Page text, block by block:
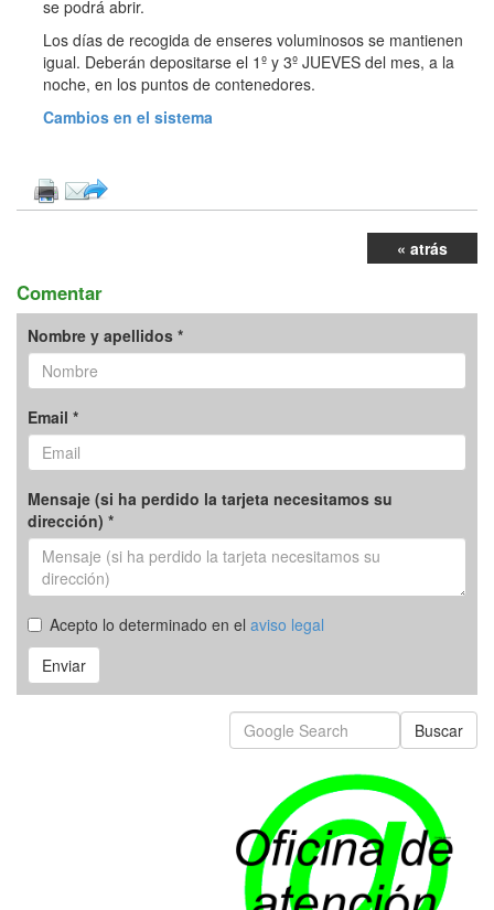
se podrá abrir.
Los días de recogida de enseres voluminosos se mantienen
igual. Deberán depositarse el 1º y 3º JUEVES del mes, a la
noche, en los puntos de contenedores.
Cambios en el sistema
« atrás
Comentar
Nombre y apellidos *
Email *
Mensaje (si ha perdido la tarjeta necesitamos su
dirección) *
Acepto lo determinado en el aviso legal
Enviar
Buscar